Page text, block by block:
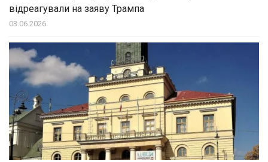
відреагували на заяву Трампа
03.06.2026